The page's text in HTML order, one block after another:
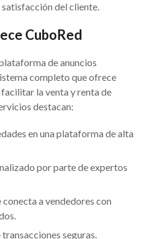
del cliente.
CuboRed
de anuncios
completo que ofrece
la venta y renta de
destacan:
en una plataforma de alta
por parte de expertos
a vendedores con
seguras.